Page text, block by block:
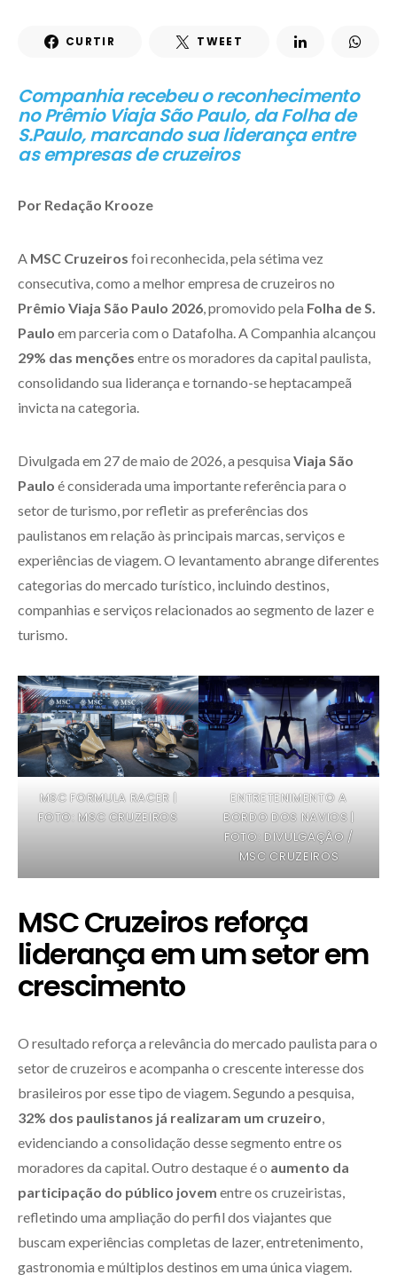
CURTIR TWEET
Companhia recebeu o reconhecimento
no Prêmio Viaja São Paulo, da Folha de
S.Paulo, marcando sua liderança entre
as empresas de cruzeiros
Por Redação Krooze
A MSC Cruzeiros foi reconhecida, pela sétima vez
consecutiva, como a melhor empresa de cruzeiros no
Prêmio Viaja São Paulo 2026 , promovido pela Folha de S.
Paulo em parceria com o Datafolha. A Companhia alcançou
29% das menções entre os moradores da capital paulista,
consolidando sua liderança e tornando-se heptacampeã
invicta na categoria.
Divulgada em 27 de maio de 2026, a pesquisa Viaja São
Paulo é considerada uma importante referência para o
setor de turismo, por refletir as preferências dos
paulistanos em relação às principais marcas, serviços e
experiências de viagem. O levantamento abrange diferentes
categorias do mercado turístico, incluindo destinos,
companhias e serviços relacionados ao segmento de lazer e
turismo.
MSC FORMULA RACER |
FOTO: MSC CRUZEIROS
ENTRETENIMENTO A
BORDO DOS NAVIOS |
FOTO: DIVULGAÇÃO /
MSC CRUZEIROS
MSC Cruzeiros reforça
liderança em um setor em
crescimento
O resultado reforça a relevância do mercado paulista para o
setor de cruzeiros e acompanha o crescente interesse dos
brasileiros por esse tipo de viagem. Segundo a pesquisa,
32% dos paulistanos já realizaram um cruzeiro,
evidenciando a consolidação desse segmento entre os
moradores da capital. Outro destaque é o aumento da
participação do público jovem entre os cruzeiristas,
refletindo uma ampliação do perfil dos viajantes que
buscam experiências completas de lazer, entretenimento,
gastronomia e múltiplos destinos em uma única viagem.